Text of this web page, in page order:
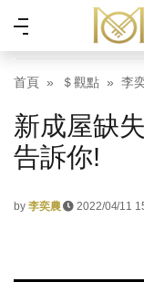
Skip to main content
首頁 ＄觀點 李
新成屋缺
告訴你!
by 李奕農 2022/04/11